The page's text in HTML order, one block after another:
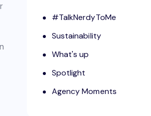
#TalkNerdyToMe
Sustainability
What's up
Spotlight
Agency Moments